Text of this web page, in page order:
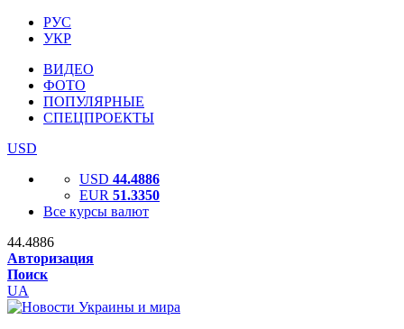
РУС
УКР
ВИДЕО
ФОТО
ПОПУЛЯРНЫЕ
СПЕЦПРОЕКТЫ
USD
USD 44.4886
EUR 51.3350
Все курсы валют
44.4886
Авторизация
Поиск
UA